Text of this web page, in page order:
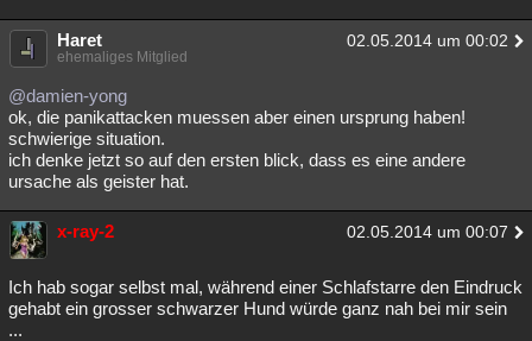
Haret 02.05.2014 um 00:02
ehemaliges Mitglied
@damien-yong
ok, die panikattacken muessen aber einen ursprung haben!
schwierige situation.
ich denke jetzt so auf den ersten blick, dass es eine andere
ursache als geister hat.
x-ray-2 02.05.2014 um 00:07
Ich hab sogar selbst mal, während einer Schlafstarre den Eindruck
gehabt ein grosser schwarzer Hund würde ganz nah bei mir sein
...